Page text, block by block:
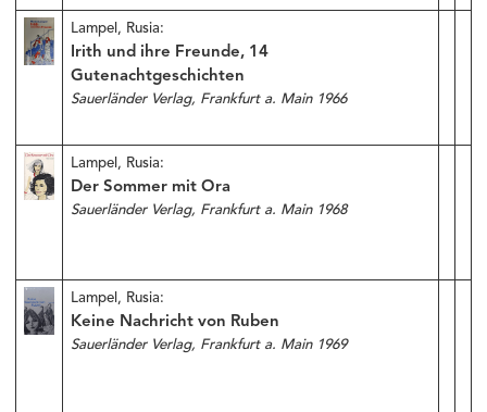
Lampel, Rusia:
Irith und ihre Freunde, 14
Gutenachtgeschichten
Sauerländer Verlag, Frankfurt a. Main 1966
Lampel, Rusia:
Der Sommer mit Ora
Sauerländer Verlag, Frankfurt a. Main 1968
Lampel, Rusia:
Keine Nachricht von Ruben
Sauerländer Verlag, Frankfurt a. Main 1969